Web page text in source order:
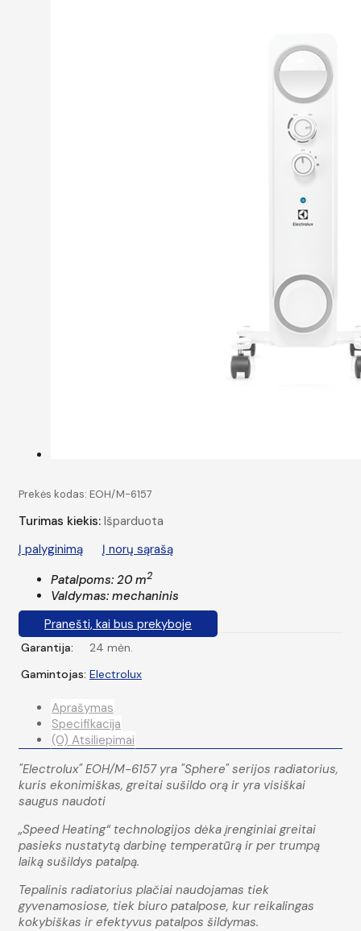
Prekės kodas: EOH/M-6157
Turimas kiekis: Išparduota
Į palyginimą
Į norų sąrašą
Patalpoms: 20 m2
Valdymas: mechaninis
Pranešti, kai bus prekyboje
Garantija:
24 mėn.
Gamintojas: Electrolux
Aprašymas
Specifikacija
(0) Atsiliepimai
"Electrolux" EOH/M-6157 yra "Sphere" serijos radiatorius,
kuris ekonimiškas, greitai sušildo orą ir yra visiškai
saugus naudoti
„Speed ​​​​Heating“ technologijos dėka įrenginiai greitai
pasieks nustatytą darbinę temperatūrą ir per trumpą
laiką sušildys patalpą.
Tepalinis radiatorius plačiai naudojamas tiek
gyvenamosiose, tiek biuro patalpose, kur reikalingas
kokybiškas ir efektyvus patalpos šildymas.